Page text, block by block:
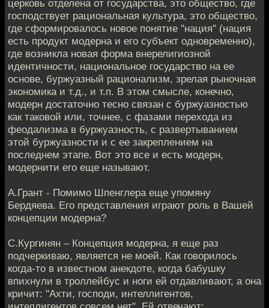
церковь отделена от государства, это общество, где
господствует рациональная культура, это общество,
где сформировалось новое понятие "нация" (нация
есть продукт модерна и его субъект одновременно),
где возникла новая форма внерелигиозной
идентичности, национальное государство на ее
основе, буржуазный рационализм, зрелая рыночная
экономика и т.д., и т.п. В этом смысле, конечно,
модерн достаточно тесно связан с буржуазностью
как таковой или, точнее, с фазами перехода из
феодализма в буржуазность, с развертыванием
этой буржуазности и с ее закреплением на
последнем этапе. Вот это все и есть модерн,
модернити его еще называют.
А.Грант - Помимо Шпенглера еще упомяну
Бердяева. Его представления играют роль в Вашей
концепции модерна?
С.Кургинян – Концепция модерна, я еще раз
подчеркиваю, является не моей. Как говорилось
когда-то в известном анекдоте, когда бабушку
впихнули в троллейбус и ноги ей отдавливают, а она
кричит: "Ахти, господи, интеллигентов,